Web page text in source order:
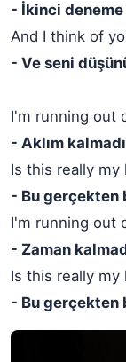
- İkinci deneme
And I think of
- Ve seni
I'm running out
- Aklım kalmadı
Is this really my
- Bu gerçekten
I'm running out
- Zaman
Is this really my
- Bu gerçekten